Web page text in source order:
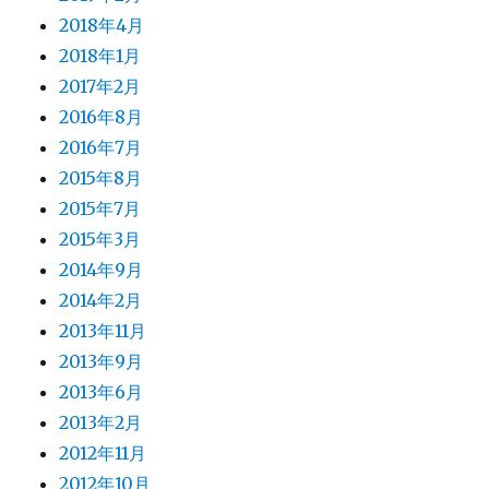
2018年4月
2018年1月
2017年2月
2016年8月
2016年7月
2015年8月
2015年7月
2015年3月
2014年9月
2014年2月
2013年11月
2013年9月
2013年6月
2013年2月
2012年11月
2012年10月